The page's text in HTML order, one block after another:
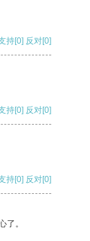
持[0] 反对[0]
持[0] 反对[0]
持[0] 反对[0]
了。